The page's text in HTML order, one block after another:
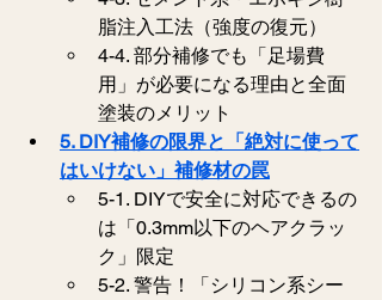
脂注入工法（強度の復元）
4-4. 部分補修でも「足場費
用」が必要になる理由と全面
塗装のメリット
5. DIY補修の限界と「絶対に使って
はいけない」補修材の罠
5-1. DIYで安全に対応できるの
は「0.3mm以下のヘアクラッ
ク」限定
5-2. 警告！「シリコン系シー